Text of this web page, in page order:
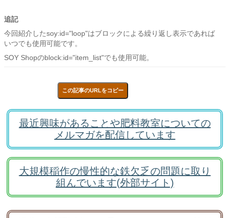
追記
今回紹介したsoy:id="loop"はブロックによる繰り返し表示であれば
いつでも使用可能です。
SOY Shopのblock:id="item_list"でも使用可能。
この記事のURLをコピー
最近興味があることや肥料教室についての
メルマガを配信しています
大規模稲作の慢性的な鉄欠乏の問題に取り
組んでいます(外部サイト)